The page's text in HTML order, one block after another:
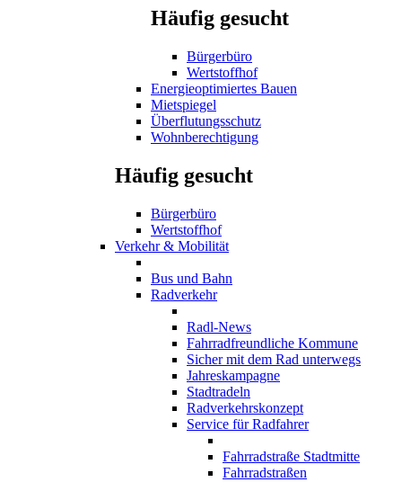
Häufig gesucht
Bürgerbüro
Wertstoffhof
Energieoptimiertes Bauen
Mietspiegel
Überflutungsschutz
Wohnberechtigung
Häufig gesucht
Bürgerbüro
Wertstoffhof
Verkehr & Mobilität
Bus und Bahn
Radverkehr
Radl-News
Fahrradfreundliche Kommune
Sicher mit dem Rad unterwegs
Jahreskampagne
Stadtradeln
Radverkehrskonzept
Service für Radfahrer
Fahrradstraße Stadtmitte
Fahrradstraßen